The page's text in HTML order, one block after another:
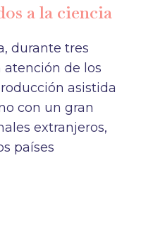
a la ciencia
durante tres
atención de los
asistida
con un gran
extranjeros,
países